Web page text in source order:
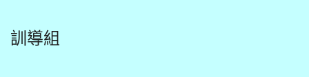
訓導組